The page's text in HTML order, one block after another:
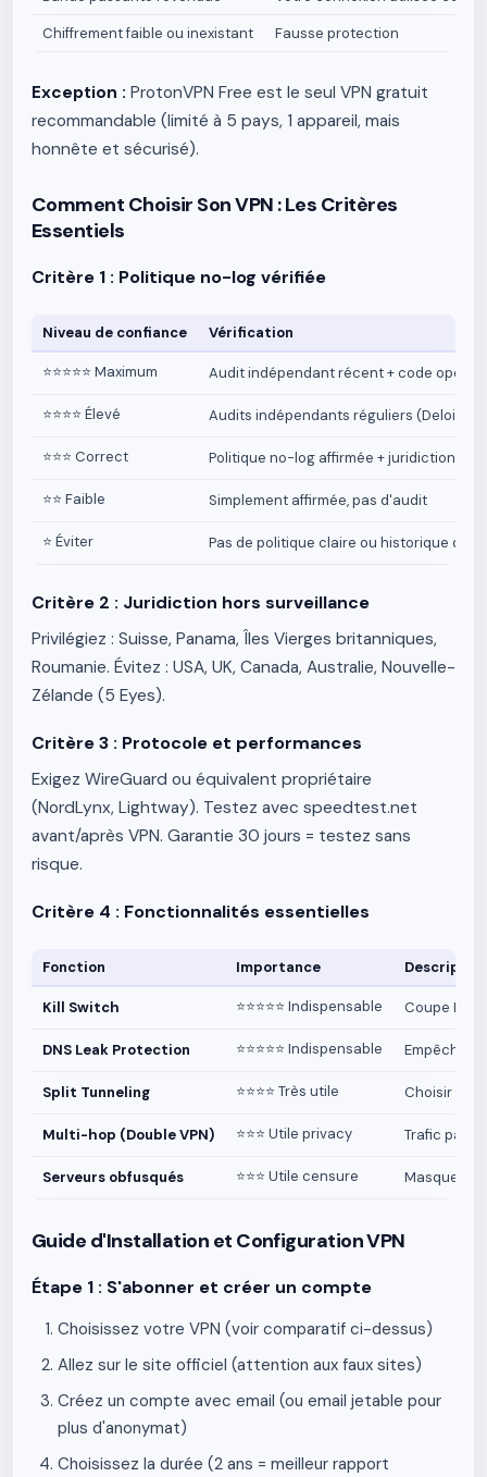
Chiffrement faible ou inexistant
Fausse protection
Exception : ProtonVPN Free est le seul VPN gratuit
recommandable (limité à 5 pays, 1 appareil, mais
honnête et sécurisé).
Comment Choisir Son VPN : Les Critères
Essentiels
Critère 1 : Politique no-log vérifiée
Niveau de confiance Vérification
⭐⭐⭐⭐⭐ Maximum Audit indépendant récent + code open-
⭐⭐⭐⭐ Élevé Audits indépendants réguliers (Deloitte,
⭐⭐⭐ Correct Politique no-log affirmée + juridiction
⭐⭐ Faible Simplement affirmée, pas d'audit
⭐ Éviter Pas de politique claire ou historique de
Critère 2 : Juridiction hors surveillance
Privilégiez : Suisse, Panama, Îles Vierges britanniques,
Roumanie. Évitez : USA, UK, Canada, Australie, Nouvelle-
Zélande (5 Eyes).
Critère 3 : Protocole et performances
Exigez WireGuard ou équivalent propriétaire
(NordLynx, Lightway). Testez avec speedtest.net
avant/après VPN. Garantie 30 jours = testez sans
risque.
Critère 4 : Fonctionnalités essentielles
Fonction Importance
Kill Switch ⭐⭐⭐⭐⭐ Indispensable Coupe
DNS Leak Protection ⭐⭐⭐⭐⭐ Indispensable Empêche
Split Tunneling ⭐⭐⭐⭐ Très utile Choisir
Multi-hop (Double VPN) ⭐⭐⭐ Utile privacy Trafic
Serveurs obfusqués ⭐⭐⭐ Utile censure Masque le
Guide d'Installation et Configuration VPN
Étape 1 : S'abonner et créer un compte
Choisissez votre VPN (voir comparatif ci-dessus)
Allez sur le site officiel (attention aux faux sites)
Créez un compte avec email (ou email jetable pour
plus d'anonymat)
Choisissez la durée (2 ans = meilleur rapport